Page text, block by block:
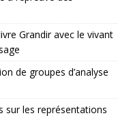
Grandir avec le vivant
de groupes d’analyse
sur les représentations